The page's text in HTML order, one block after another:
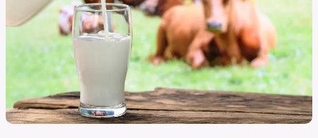
Caseína
ou
Alergia
Caseína:
Entendas
as